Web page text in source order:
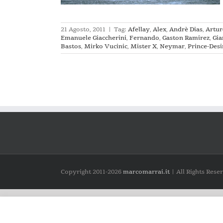
21 Agosto, 2011 | Tag: Afellay, Alex, Andrè Dias,
Emanuele Giaccherini, Fernando, Gaston Ramirez,
Bastos, Mirko Vucinic, Mister X, Neymar, Prince-
Copyright 2011-2026marcomarrai.it | All Rights